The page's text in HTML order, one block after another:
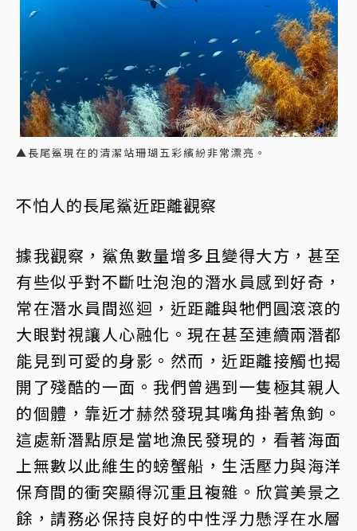
▲長尾鯊現在的清潔站珊瑚五彩繽紛非常漂亮。
不怕人的長尾鯊近距離觀察
據我觀察，鯊魚數量增多且變得大方，甚至
有些似乎對不斷吐泡泡的潛水員感到好奇，
常在潛水員間巡迴，近距離與牠們圓滾滾的
大眼對視讓人心融化。現在甚至連續兩潛都
能見到可愛的身影。然而，近距離接觸也揭
開了殘酷的一面。我們曾遇到一隻極其親人
的個體，靠近才赫然發現其嘴角掛著魚鉤。
這處新潛點原是當地漁民發現的，看著海面
上無數以此維生的螃蟹船，生活壓力與海洋
保育間的衝突顯得沉重且複雜。欣賞美景之
餘，請務必保持良好的中性浮力懸浮在水層